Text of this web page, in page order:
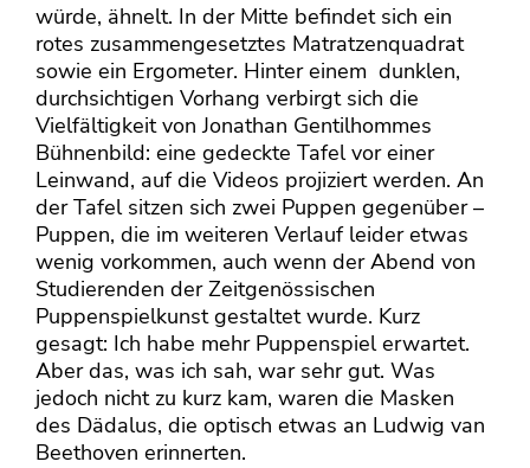
würde, ähnelt. In der Mitte befindet sich ein
rotes zusammengesetztes Matratzenquadrat
sowie ein Ergometer. Hinter einem dunklen,
durchsichtigen Vorhang verbirgt sich die
Vielfältigkeit von Jonathan Gentilhommes
Bühnenbild: eine gedeckte Tafel vor einer
Leinwand, auf die Videos projiziert werden. An
der Tafel sitzen sich zwei Puppen gegenüber –
Puppen, die im weiteren Verlauf leider etwas
wenig vorkommen, auch wenn der Abend von
Studierenden der Zeitgenössischen
Puppenspielkunst gestaltet wurde. Kurz
gesagt: Ich habe mehr Puppenspiel erwartet.
Aber das, was ich sah, war sehr gut. Was
jedoch nicht zu kurz kam, waren die Masken
des Dädalus, die optisch etwas an Ludwig van
Beethoven erinnerten.